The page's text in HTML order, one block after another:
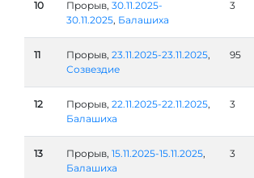
10 Прорыв, 30.11.2025-
30.11.2025, Балашиха
3
11 Прорыв, 23.11.2025-23.11.2025,
Созвездие
95
12 Прорыв, 22.11.2025-22.11.2025,
Балашиха
3
13 Прорыв, 15.11.2025-15.11.2025,
Балашиха
3